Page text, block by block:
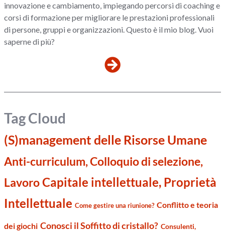
innovazione e cambiamento, impiegando percorsi di coaching e
corsi di formazione per migliorare le prestazioni professionali
di persone, gruppi e organizzazioni. Questo è il mio blog. Vuoi
saperne di più?
Tag Cloud
(S)management delle Risorse Umane
Anti-curriculum, Colloquio di selezione,
LavoroCapitale intellettuale, Proprietà
Intellettuale Come gestire una riunione? Conflitto e teoria
dei giochi Conosci il Soffitto di cristallo? Consulenti,